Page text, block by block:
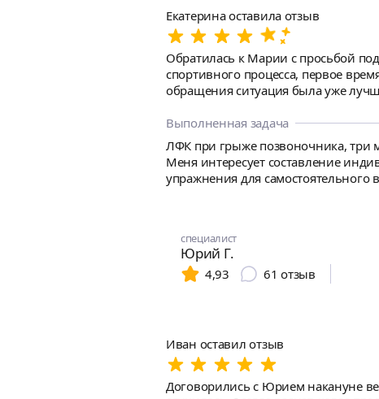
Екатерина оставила отзыв
Обратилась к Марии с просьбой
спортивного процесса, первое
обращения ситуация была уже
и на работе. Занятия были
вернула мне веру в то, что
первую за долгое время
Выполненная задача
ЛФК при грыже позвоночника, три
Меня интересует составление
упражнения для
специалист
Юрий Г.
4,93
61 отзыв
Иван оставил отзыв
Договорились с Юрием накануне